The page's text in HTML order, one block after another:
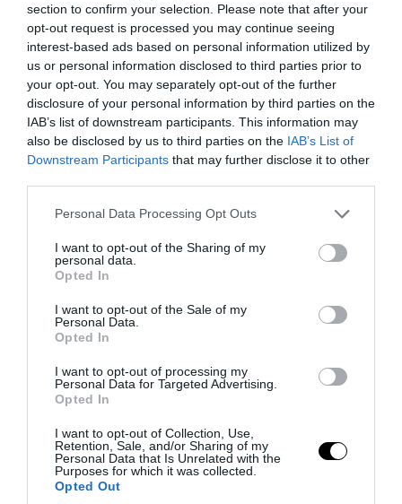
section to confirm your selection. Please note that after your
opt-out request is processed you may continue seeing
interest-based ads based on personal information utilized by
us or personal information disclosed to third parties prior to
your opt-out. You may separately opt-out of the further
disclosure of your personal information by third parties on the
IAB’s list of downstream participants. This information may
also be disclosed by us to third parties on the IAB’s List of
Downstream Participants that may further disclose it to other
Please note that this website/app uses one or more Google
not limited to your visit or usage behaviour. You may click to
grant or deny consent to Google and its third-party tags to
use your data for below specified purposes in below Google
consent section.
Personal Data Processing Opt Outs
I want to opt-out of the Sharing of my
personal data.
Opted In
I want to opt-out of the Sale of my
Personal Data.
Opted In
I want to opt-out of processing my
Personal Data for Targeted Advertising.
Opted In
I want to opt-out of Collection, Use,
Retention, Sale, and/or Sharing of my
Personal Data that Is Unrelated with the
Purposes for which it was collected.
Opted Out
PRONEWS.GR /PROVOCATEUR
Πυρκαγιές: Στην κορυφή της λίστας με τις
περισσότερες καμένες εκτάσεις ανά
έτος η περίοδος Μητσοτάκη!
07.08.2026 | 12:17
PRONEWS.GR /PROVOCATEUR
Α.Τσίπρας: Στις 9 Σεπτεμβρίου η
επίσκεψή του στη ΔΕΘ – Πότε θα
παρουσιάσει το οικονομικό του